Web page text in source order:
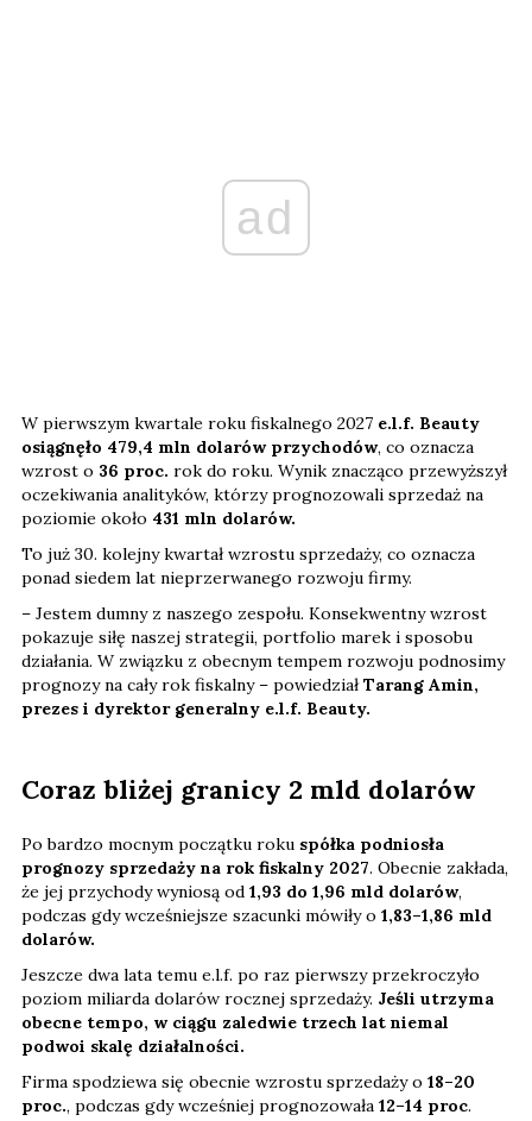
ad
W pierwszym kwartale roku fiskalnego 2027 e.l.f. Beauty
osiągnęło 479,4 mln dolarów przychodów, co oznacza
wzrost o 36 proc. rok do roku. Wynik znacząco przewyższył
oczekiwania analityków, którzy prognozowali sprzedaż na
poziomie około 431 mln dolarów.
To już 30. kolejny kwartał wzrostu sprzedaży, co oznacza
ponad siedem lat nieprzerwanego rozwoju firmy.
– Jestem dumny z naszego zespołu. Konsekwentny wzrost
pokazuje siłę naszej strategii, portfolio marek i sposobu
działania. W związku z obecnym tempem rozwoju podnosimy
prognozy na cały rok fiskalny – powiedziałTarang Amin,
prezes i dyrektor generalny e.l.f. Beauty.
Coraz bliżej granicy 2 mld dolarów
Po bardzo mocnym początku roku spółka podniosła
prognozy sprzedaży na rok fiskalny 2027. Obecnie zakłada,
że jej przychody wyniosą od 1,93 do 1,96 mld dolarów,
podczas gdy wcześniejsze szacunki mówiły o 1,83–1,86 mld
dolarów.
Jeszcze dwa lata temu e.l.f. po raz pierwszy przekroczyło
poziom miliarda dolarów rocznej sprzedaży. Jeśli utrzyma
obecne tempo, w ciągu zaledwie trzech lat niemal
podwoi skalę działalności.
Firma spodziewa się obecnie wzrostu sprzedaży o 18–20
proc., podczas gdy wcześniej prognozowała 12–14 proc.